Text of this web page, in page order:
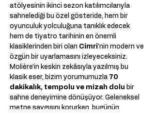
atölyesinin ikinci sezon katılımcılarıyla
sahnelediği bu özel gösteride, hem bir
oyunculuk yolculuğuna tanıklık edecek
hem de tiyatro tarihinin en önemli
klasiklerinden biri olan Cimri’nin modern ve
özgün bir uyarlamasını izleyeceksiniz.
Molière’in keskin zekâsıyla yazılmış bu
klasik eser, bizim yorumumuzla 70
dakikalık, tempolu ve mizah dolu bir
sahne deneyimine dönüşüyor. Geleneksel
metne saygısını korurken, bugünün